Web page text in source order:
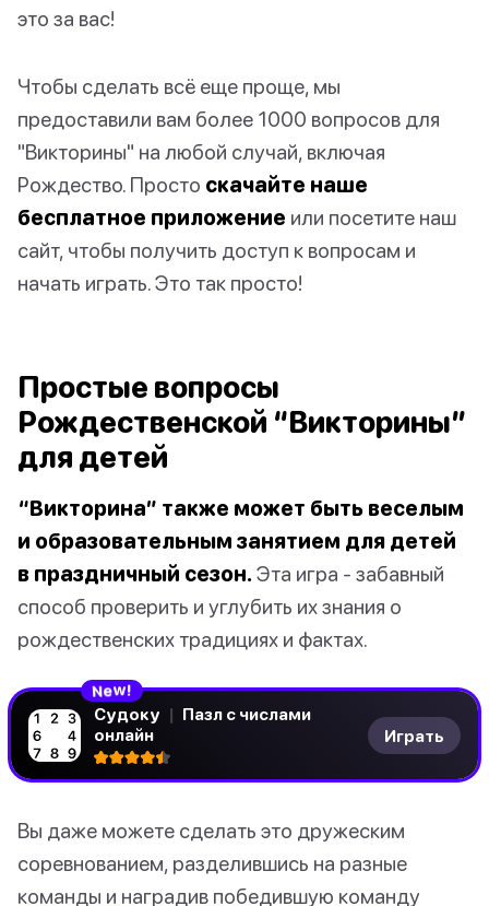
это за вас!
Чтобы сделать всё еще проще, мы
предоставили вам более 1000 вопросов для
"Викторины" на любой случай, включая
Рождество. Просто скачайте наше
бесплатное приложение или посетите наш
сайт, чтобы получить доступ к вопросам и
начать играть. Это так просто!
Простые вопросы
Рождественской “Викторины”
для детей
“Викторина” также может быть веселым
и образовательным занятием для детей
в праздничный сезон. Эта игра - забавный
способ проверить и углубить их знания о
рождественских традициях и фактах.
New!
Судоку | Пазл с числами
онлайн
Играть
Вы даже можете сделать это дружеским
соревнованием, разделившись на разные
команды и наградив победившую команду